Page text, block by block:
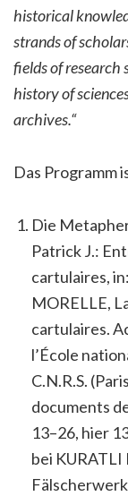
historical
strands of
fields of
history of
archives.“
Das Programm
Die
Patrick J.:
cartulaires,
MORELLE,
cartulaires.
l’École
C.N.R.S.
documents
13–26, hier
bei KURATLI